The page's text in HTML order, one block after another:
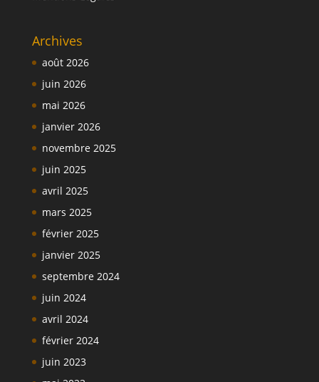
Archives
août 2026
juin 2026
mai 2026
janvier 2026
novembre 2025
juin 2025
avril 2025
mars 2025
février 2025
janvier 2025
septembre 2024
juin 2024
avril 2024
février 2024
juin 2023